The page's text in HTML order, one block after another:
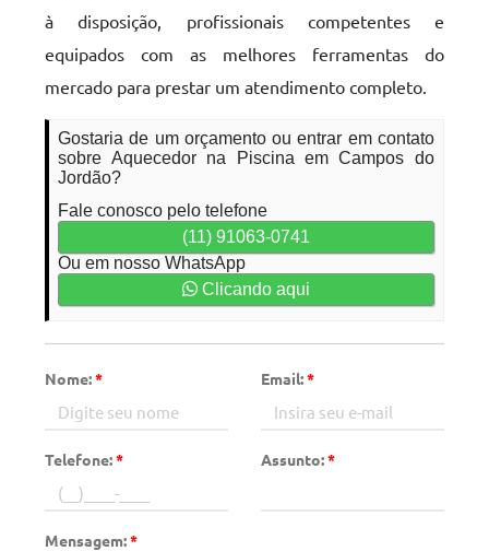
à disposição, profissionais competentes e
equipados com as melhores ferramentas do
mercado para prestar um atendimento completo.
Gostaria de um orçamento ou entrar em contato
sobre Aquecedor na Piscina em Campos do
Jordão?
Fale conosco pelo telefone
(11) 91063-0741
Ou em nosso WhatsApp
Clicando aqui
Nome:* Email:*
Telefone:* Assunto:*
Mensagem:*